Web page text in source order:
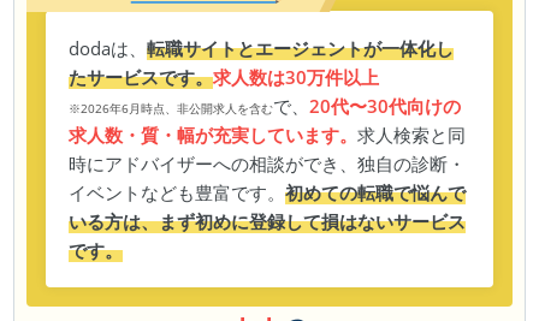
dodaは、転職サイトとエージェントが一体化し
たサービスです。求人数は30万件以上
※2026年6月時点、非公開求人を含むで、20代〜30代向けの
求人数・質・幅が充実しています。求人検索と同
時にアドバイザーへの相談ができ、独自の診断・
イベントなども豊富です。初めての転職で悩んで
いる方は、まず初めに登録して損はないサービス
です。